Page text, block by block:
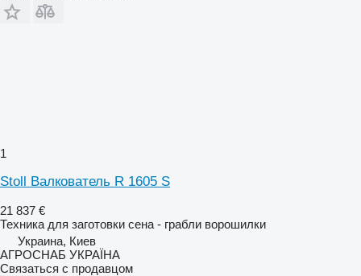
1
Stoll Валкователь R 1605 S
21 837 €
Техника для заготовки сена - грабли ворошилки
Украина, Киев
АГРОСНАБ УКРАЇНА
Связаться с продавцом